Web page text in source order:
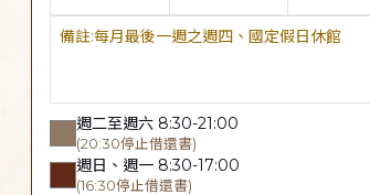
每月最後一週之週四、國定假日休館
週二至週六 8:30-21:00
(20:30停止借還書)
週日、週一 8:30-17:00
(16:30停止借還書)